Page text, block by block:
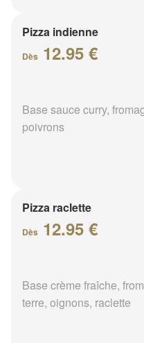
Pizza indienne
Dès 12.95 €
Base sauce curry,
poivrons
Pizza raclette
Dès 12.95 €
Base crème fraîche,
terre, oignons, raclette